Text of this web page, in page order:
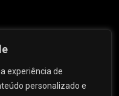
experiência de
personalizado e